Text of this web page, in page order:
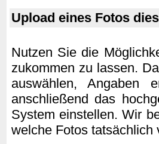
Upload eines Fotos
Nutzen Sie die
zukommen zu lassen.
auswählen, Angaben
anschließend das
System einstellen. Wir
welche Fotos tatsächlich